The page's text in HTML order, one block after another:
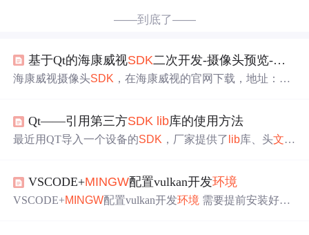
——到底了——
基于Qt的海康威视SDK二次开发-摄像头预览-mingw
海康威视摄像头SDK ，在海康威视的官网下载，地址：htt
版本。 1.导入SDK连接到Qt项目中，也就是导入dll动态链
和.lib 库。 把程序所需要的.dll文件和相应的库文件
都拷贝
Qt——引用第三方SDK lib库的使用方法
最近用QT导入一个设备的SDK ，厂家提供了 lib库、头文件
W 还是MSVC编译器的问题，都试了个遍，最后冷静下来
终于解决了，再次记录下来，网上查到的资料好多都太有
VSCODE+MINGW配置vulkan开发环境
VSCODE+MINGW配置vulkan开发环境 需要提前安装好vsc